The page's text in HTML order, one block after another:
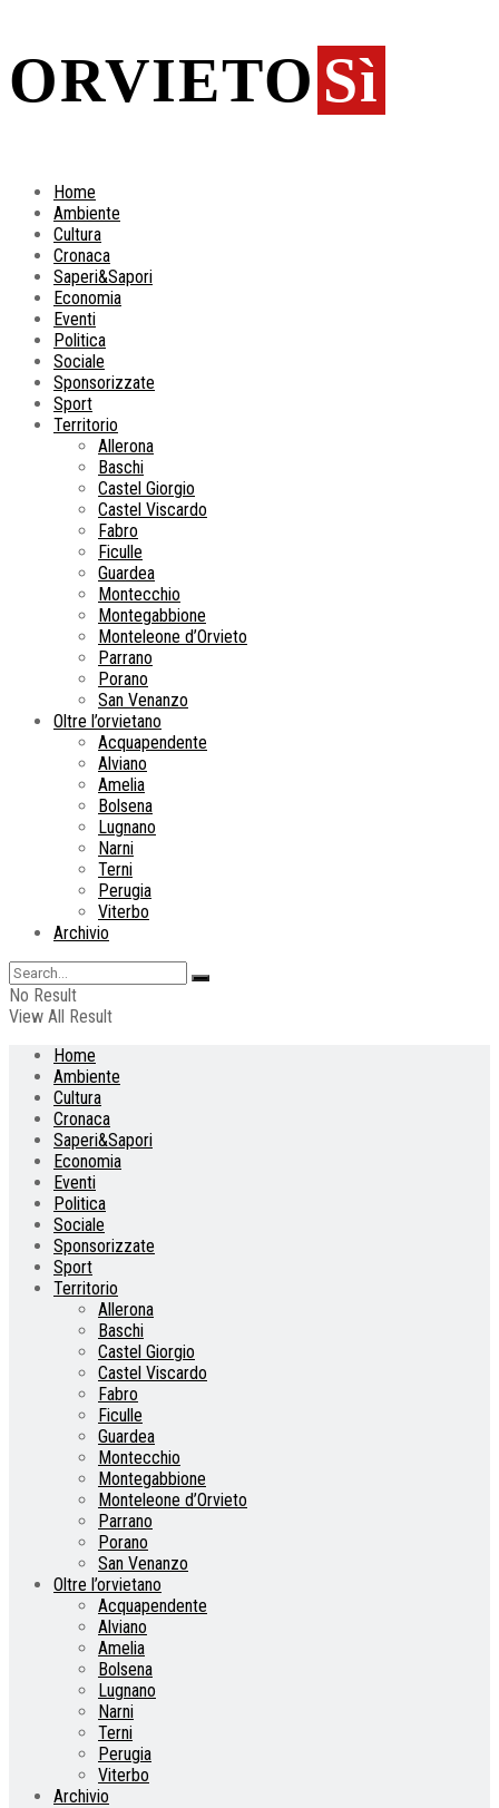
ORVIETO Sì
Home
Ambiente
Cultura
Cronaca
Saperi&Sapori
Economia
Eventi
Politica
Sociale
Sponsorizzate
Sport
Territorio
Allerona
Baschi
Castel Giorgio
Castel Viscardo
Fabro
Ficulle
Guardea
Montecchio
Montegabbione
Monteleone d’Orvieto
Parrano
Porano
San Venanzo
Oltre l’orvietano
Acquapendente
Alviano
Amelia
Bolsena
Lugnano
Narni
Terni
Perugia
Viterbo
Archivio
No Result
View All Result
Home
Ambiente
Cultura
Cronaca
Saperi&Sapori
Economia
Eventi
Politica
Sociale
Sponsorizzate
Sport
Territorio
Allerona
Baschi
Castel Giorgio
Castel Viscardo
Fabro
Ficulle
Guardea
Montecchio
Montegabbione
Monteleone d’Orvieto
Parrano
Porano
San Venanzo
Oltre l’orvietano
Acquapendente
Alviano
Amelia
Bolsena
Lugnano
Narni
Terni
Perugia
Viterbo
Archivio